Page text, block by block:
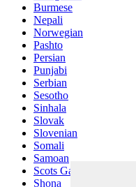
Burmese
Nepali
Norwegian
Pashto
Persian
Punjabi
Serbian
Sesotho
Sinhala
Slovak
Slovenian
Somali
Samoan
Scots Gaelic
Shona